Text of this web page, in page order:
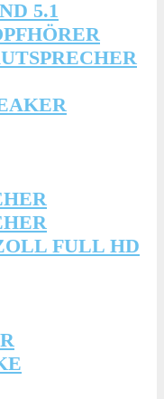
5.1
FULL HD